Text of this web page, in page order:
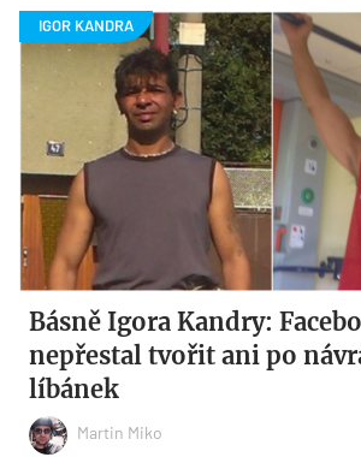
Básně Igora Kandry:
nepřestal tvořit ani po
líbánek
Martin Miko